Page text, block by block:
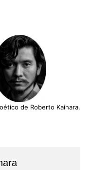
de Roberto Kaihara.